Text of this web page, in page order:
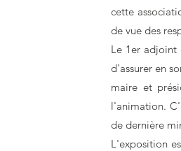
cette
de vue des
Le 1er adjoint
d'assurer en
maire et
l'animation.
de dernière
L'exposition